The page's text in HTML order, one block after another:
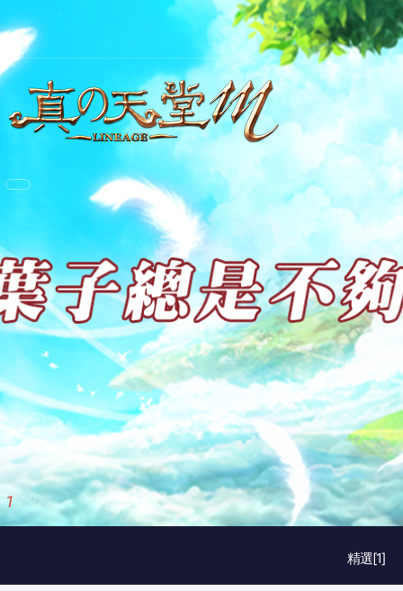
精選[1]
1 / 3